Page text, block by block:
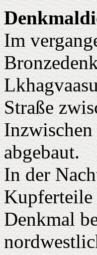
Im
Straße
abgebaut.
In der
Kupferteile
Denkmal